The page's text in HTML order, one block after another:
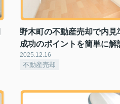
野木町の不動産売却で内
成功のポイントを簡単に解
2025.12.16
不動産売却